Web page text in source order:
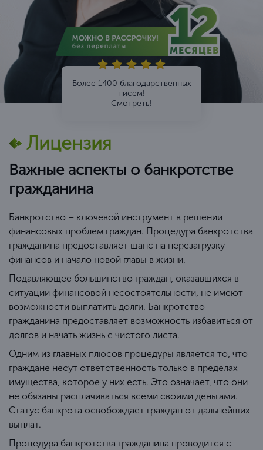
Более 1400 благодарственных
писем!
Смотреть!
Лицензия
Важные аспекты о банкротстве
гражданина
Банкротство – ключевой инструмент в решении
финансовых проблем граждан. Процедура банкротства
гражданина предоставляет шанс на перезагрузку
финансов и начало новой главы в жизни.
Подавляющее большинство граждан, оказавшихся в
ситуации финансовой несостоятельности, не имеют
возможности выплатить долги. Банкротство
гражданина предоставляет возможность избавиться от
долгов и начать жизнь с чистого листа.
Одним из главных плюсов процедуры является то, что
граждане несут ответственность только в пределах
имущества, которое у них есть. Это означает, что они
не обязаны расплачиваться всеми своими деньгами.
Статус банкрота освобождает граждан от дальнейших
выплат.
Процедура банкротства гражданина проводится с